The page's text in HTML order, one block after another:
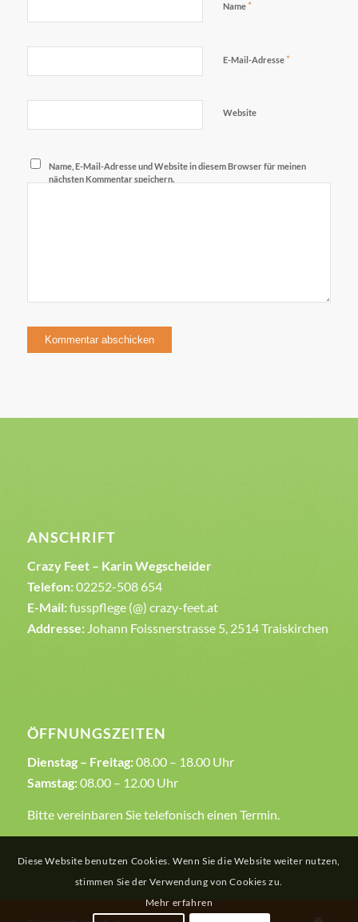
Name *
E-Mail-Adresse *
Website
Name, E-Mail-Adresse und Website in diesem Browser für meinen
nächsten Kommentar speichern.
ANSCHRIFT
Crazy Feet – Karin Wegscheider
Telefon:02252-508 654
E-Mail:fusspflege (@) crazy-feet.at
Addresse:Johann Foissnerstrasse 5, 2514 Traiskirchen
ÖFFNUNGSZEITEN
Dienstag – Freitag:08.00 – 18.00 Uhr
Samstag:08.00 – 12.00 Uhr
Bitte vereinbaren Sie telefonisch einen Termin.
Diese Website benutzen Cookies. Wenn Sie die Website weiter nutzen,
stimmen Sie der Verwendung von Cookies zu.
Mehr erfahren